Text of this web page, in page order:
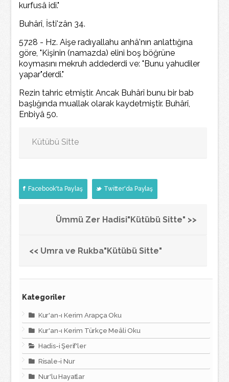
kurfusâ idi."
Buhârî, İsti'zân 34.
5728 - Hz. Aişe radıyallahu anhâ'nın anlattığına
göre, "Kişinin (namazda) elini boş böğrüne
koymasını mekruh addederdi ve: "Bunu yahudiler
yapar"derdi."
Rezin tahric etmiştir. Ancak Buhârî bunu bir bab
başlığında muallak olarak kaydetmiştir. Buhârî,
Enbiyâ 50.
Kütübü Sitte
Facebook'ta Paylaş Twitter'da Paylaş
Ümmü Zer Hadisi"Kütübü Sitte" >>
<< Umra ve Rukba"Kütübü Sitte"
Kategoriler
Kur'an-ı Kerim Arapça Oku
Kur'an-ı Kerim Türkçe Meâli Oku
Hadis-i Şerif'ler
Risale-i Nur
Nur'lu Hayatlar